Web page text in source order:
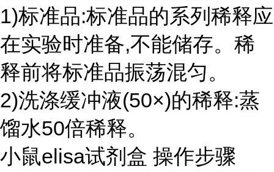
1)标准品:标准品的系列稀释应
在实验时准备,不能储存。稀
释前将标准品振荡混匀。
2)洗涤缓冲液(50×)的稀释:蒸
馏水50倍稀释。
小鼠elisa试剂盒 操作步骤